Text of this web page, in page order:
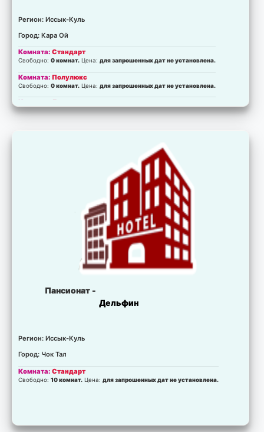
Регион: Иссык-Куль
Город: Кара Ой
Комната:Стандарт
Свободно:0 комнат. Цена:для запрошенных дат не установлена.
Комната:Полулюкс
Свободно:0 комнат. Цена:для запрошенных дат не установлена.
Комната: Люкс
Пансионат -
Дельфин
Регион: Иссык-Куль
Город: Чок Тал
Комната:Стандарт
Свободно:10 комнат. Цена:для запрошенных дат не установлена.